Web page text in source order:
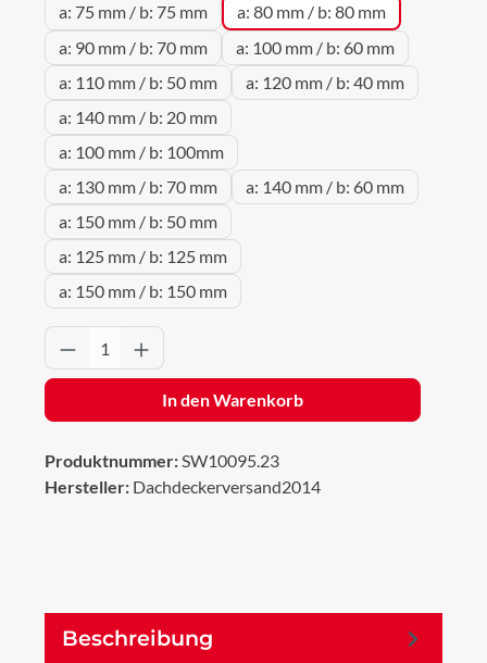
a: 75 mm / b: 75 mm
a: 80 mm / b: 80 mm
a: 90 mm / b: 70 mm
a: 100 mm / b: 60 mm
a: 110 mm / b: 50 mm
a: 120 mm / b: 40 mm
a: 140 mm / b: 20 mm
a: 100 mm / b: 100mm
a: 130 mm / b: 70 mm
a: 140 mm / b: 60 mm
a: 150 mm / b: 50 mm
a: 125 mm / b: 125 mm
a: 150 mm / b: 150 mm
Produkt Anzahl: Gib den gewünschten
In den Warenkorb
Produktnummer:SW10095.23
Hersteller: Dachdeckerversand2014
Beschreibung